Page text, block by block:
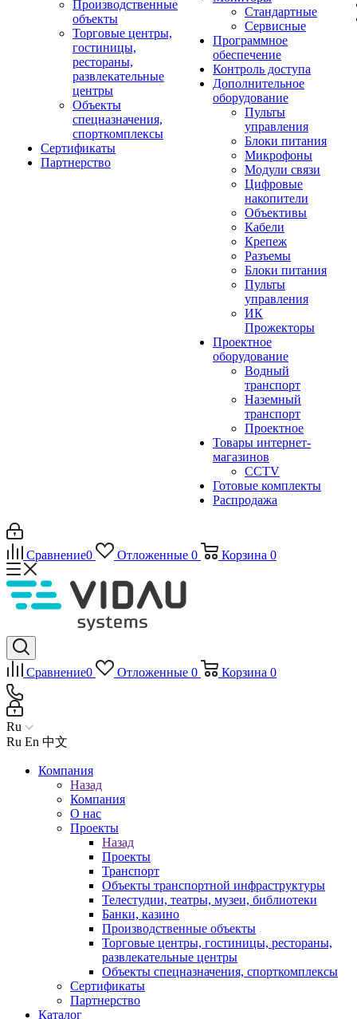
Производственные
объекты
Торговые центры,
гостиницы,
рестораны,
развлекательные
центры
Объекты
спецназначения,
спорткомплексы
Сертификаты
Партнерство
Стандартные
Сервисные
Программное
обеспечение
Контроль доступа
Дополнительное
оборудование
Пульты
управления
Блоки питания
Микрофоны
Модули связи
Цифровые
накопители
Объективы
Кабели
Крепеж
Разъемы
Блоки питания
Пульты
управления
ИК
Прожекторы
Проектное
оборудование
Водный
транспорт
Наземный
транспорт
Проектное
Товары интернет-
магазинов
CCTV
Готовые комплекты
Распродажа
Сравнение0 Отложенные 0 Корзина 0
Сравнение0 Отложенные 0 Корзина 0
Ru
Ru En 中文
Компания
Назад
Компания
О нас
Проекты
Назад
Проекты
Транспорт
Объекты транспортной инфраструктуры
Телестудии, театры, музеи, библиотеки
Банки, казино
Производственные объекты
Торговые центры, гостиницы, рестораны,
развлекательные центры
Объекты спецназначения, спорткомплексы
Сертификаты
Партнерство
Каталог